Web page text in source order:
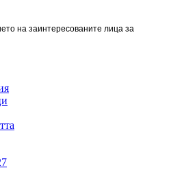
на заинтересованите лица за